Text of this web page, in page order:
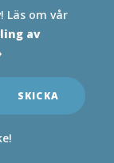
Läs om vår
av